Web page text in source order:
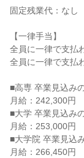
固定残業代：なし
【一律手当】
全員に一律で支払
全員に一律で支払
■高専 卒業見込み
月給：242,300円
■大学 卒業見込み
月給：253,000円
■大学院 卒業見込
月給：266,450円